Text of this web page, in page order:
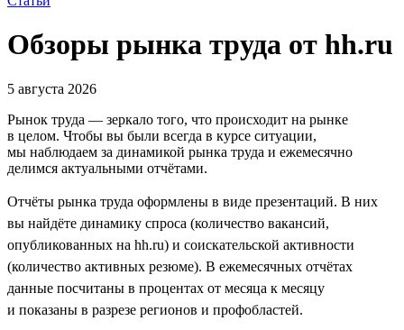
Обзоры рынка труда от hh.ru
5 августа 2026
Рынок труда — зеркало того, что происходит на рынке
в целом. Чтобы вы были всегда в курсе ситуации,
мы наблюдаем за динамикой рынка труда и ежемесячно
делимся актуальными отчётами.
Отчёты рынка труда оформлены в виде презентаций. В них
вы найдёте динамику спроса (количество вакансий,
опубликованных на hh.ru) и соискательской активности
(количество активных резюме). В ежемесячных отчётах
данные посчитаны в процентах от месяца к месяцу
и показаны в разрезе регионов и профобластей.